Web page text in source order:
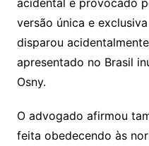
versão única e
disparou
apresentado no Brasil
Osny.
O advogado afirmou
feita obedecendo às